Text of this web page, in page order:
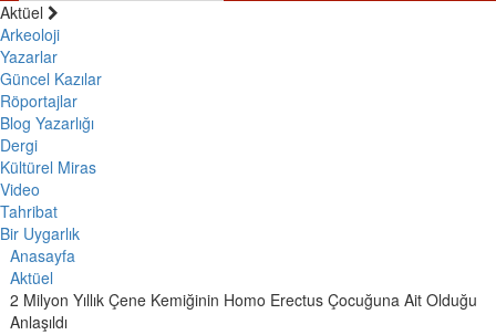
Aktüel
Arkeoloji
Yazarlar
Güncel Kazılar
Röportajlar
Blog Yazarlığı
Dergi
Kültürel Miras
Video
Tahribat
Bir Uygarlık
Anasayfa
Aktüel
2 Milyon Yıllık Çene Kemiğinin Homo Erectus Çocuğuna Ait Olduğu
Anlaşıldı